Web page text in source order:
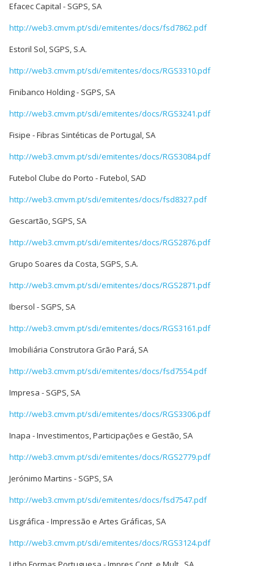
Efacec Capital - SGPS, SA
http://web3.cmvm.pt/sdi/emitentes/docs/fsd7862.pdf
Estoril Sol, SGPS, S.A.
http://web3.cmvm.pt/sdi/emitentes/docs/RGS3310.pdf
Finibanco Holding - SGPS, SA
http://web3.cmvm.pt/sdi/emitentes/docs/RGS3241.pdf
Fisipe - Fibras Sintéticas de Portugal, SA
http://web3.cmvm.pt/sdi/emitentes/docs/RGS3084.pdf
Futebol Clube do Porto - Futebol, SAD
http://web3.cmvm.pt/sdi/emitentes/docs/fsd8327.pdf
Gescartão, SGPS, SA
http://web3.cmvm.pt/sdi/emitentes/docs/RGS2876.pdf
Grupo Soares da Costa, SGPS, S.A.
http://web3.cmvm.pt/sdi/emitentes/docs/RGS2871.pdf
Ibersol - SGPS, SA
http://web3.cmvm.pt/sdi/emitentes/docs/RGS3161.pdf
Imobiliária Construtora Grão Pará, SA
http://web3.cmvm.pt/sdi/emitentes/docs/fsd7554.pdf
Impresa - SGPS, SA
http://web3.cmvm.pt/sdi/emitentes/docs/RGS3306.pdf
Inapa - Investimentos, Participações e Gestão, SA
http://web3.cmvm.pt/sdi/emitentes/docs/RGS2779.pdf
Jerónimo Martins - SGPS, SA
http://web3.cmvm.pt/sdi/emitentes/docs/fsd7547.pdf
Lisgráfica - Impressão e Artes Gráficas, SA
http://web3.cmvm.pt/sdi/emitentes/docs/RGS3124.pdf